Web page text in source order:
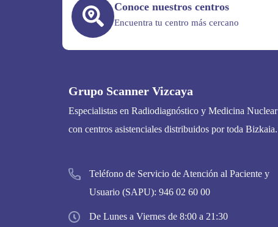
Conoce nuestros centros
Encuentra tu centro más cercano
Grupo Scanner Vizcaya
Especialistas en Radiodiagnóstico y Medicina Nuclear
con centros asistenciales distribuidos por toda Bizkaia.
Teléfono de Servicio de Atención al Paciente y
Usuario (SAPU): 946 02 60 00
De Lunes a Viernes de 8:00 a 21:30